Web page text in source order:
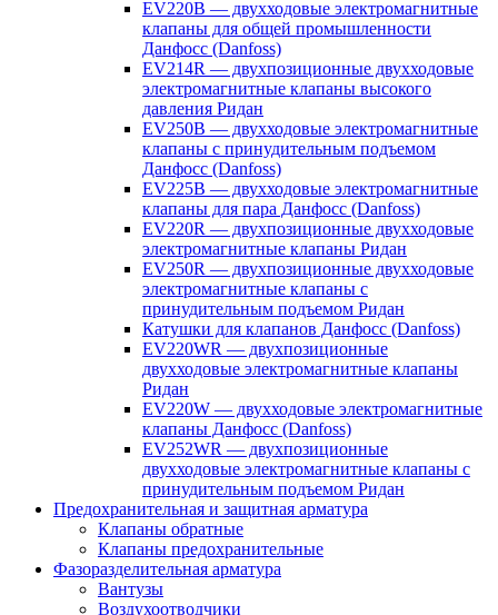
EV220B — двухходовые электромагнитные
клапаны для общей промышленности
Данфосс (Danfoss)
EV214R — двухпозиционные двухходовые
электромагнитные клапаны высокого
давления Ридан
EV250B — двухходовые электромагнитные
клапаны с принудительным подъемом
Данфосс (Danfoss)
EV225B — двухходовые электромагнитные
клапаны для пара Данфосс (Danfoss)
EV220R — двухпозиционные двухходовые
электромагнитные клапаны Ридан
EV250R — двухпозиционные двухходовые
электромагнитные клапаны с
принудительным подъемом Ридан
Катушки для клапанов Данфосс (Danfoss)
EV220WR — двухпозиционные
двухходовые электромагнитные клапаны
Ридан
EV220W — двухходовые электромагнитные
клапаны Данфосс (Danfoss)
EV252WR — двухпозиционные
двухходовые электромагнитные клапаны с
принудительным подъемом Ридан
Предохранительная и защитная арматура
Клапаны обратные
Клапаны предохранительные
Фазоразделительная арматура
Вантузы
Воздухоотводчики